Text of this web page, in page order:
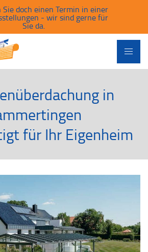
Sie doch einen Termin in einer
- wir sind gerne für
Sie da.
in
für Ihr Eigenheim